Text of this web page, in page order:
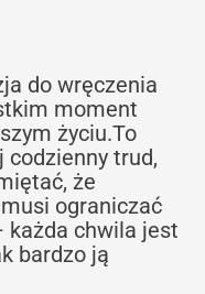
do wręczenia
moment
życiu.To
codzienny trud,
że
ograniczać
każda chwila jest
bardzo ją